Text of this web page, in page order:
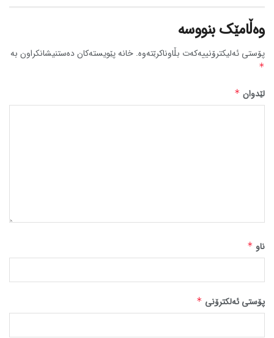
وەڵامێک بنووسە
پۆستی ئەلیکترۆنییەکەت بڵاوناکرێتەوە. خانە پێویستەکان دەستنیشانکراون بە
*
لێدوان *
ناو *
پۆستی ئەلکترۆنی *